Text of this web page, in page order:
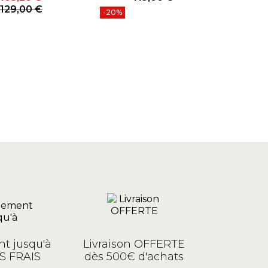
Prix
Prix de base
129,00 € -20%
Prix
jusqu'à
FRAIS
Livraison OFFERTE
dès 500€ d'achats